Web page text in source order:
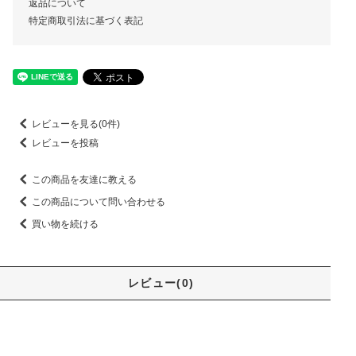
返品について
特定商取引法に基づく表記
レビューを見る(0件)
レビューを投稿
この商品を友達に教える
この商品について問い合わせる
買い物を続ける
レビュー(0)